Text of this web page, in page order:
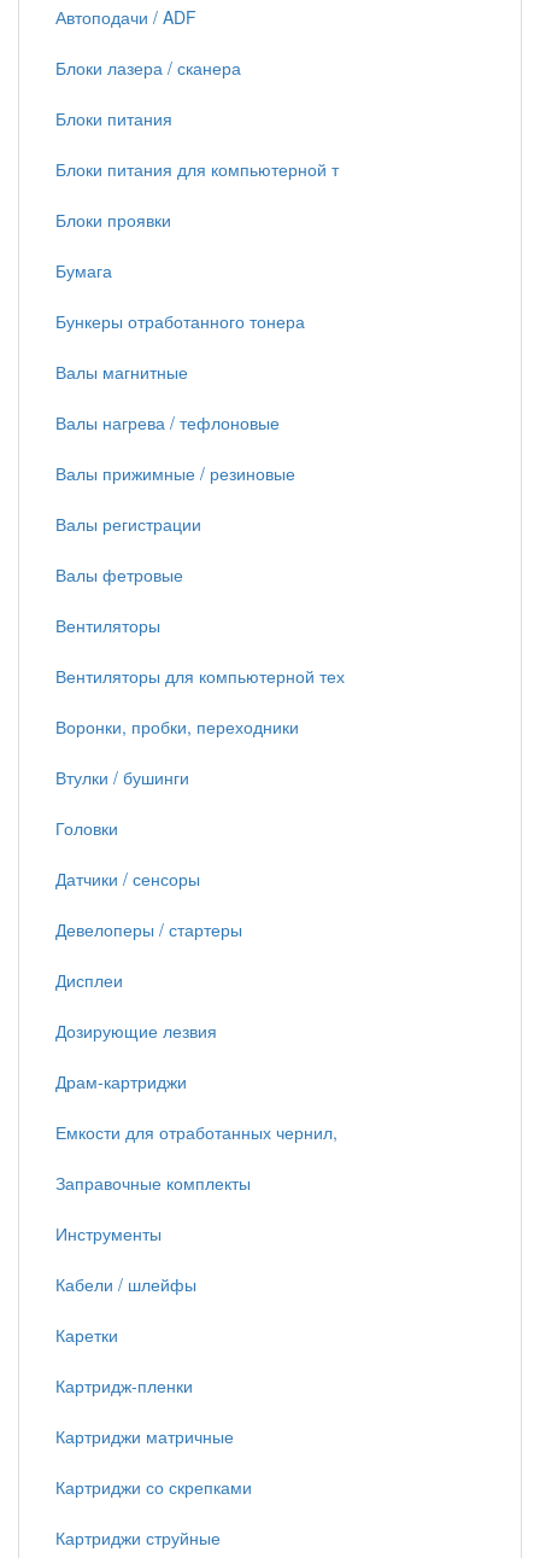
Автоподачи / ADF
Блоки лазера / сканера
Блоки питания
Блоки питания для компьютерной т
Блоки проявки
Бумага
Бункеры отработанного тонера
Валы магнитные
Валы нагрева / тефлоновые
Валы прижимные / резиновые
Валы регистрации
Валы фетровые
Вентиляторы
Вентиляторы для компьютерной тех
Воронки, пробки, переходники
Втулки / бушинги
Головки
Датчики / сенсоры
Девелоперы / стартеры
Дисплеи
Дозирующие лезвия
Драм-картриджи
Емкости для отработанных чернил,
Заправочные комплекты
Инструменты
Кабели / шлейфы
Каретки
Картридж-пленки
Картриджи матричные
Картриджи со скрепками
Картриджи струйные